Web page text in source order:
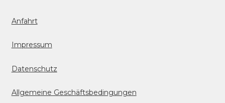
Anfahrt
Impressum
Datenschutz
Allgemeine Geschäftsbedingungen